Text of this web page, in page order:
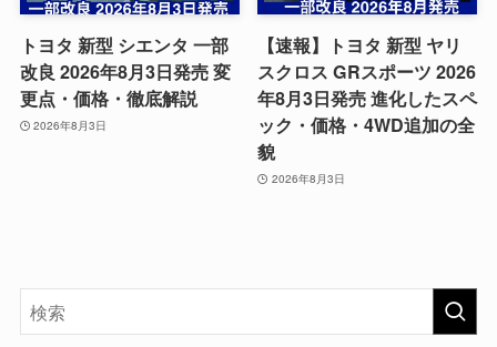
トヨタ 新型 シエンタ 一部
改良 2026年8月3日発売 変
更点・価格・徹底解説
2026年8月3日
【速報】トヨタ 新型 ヤリ
スクロス GRスポーツ 2026
年8月3日発売 進化したスペ
ック・価格・4WD追加の全
貌
2026年8月3日